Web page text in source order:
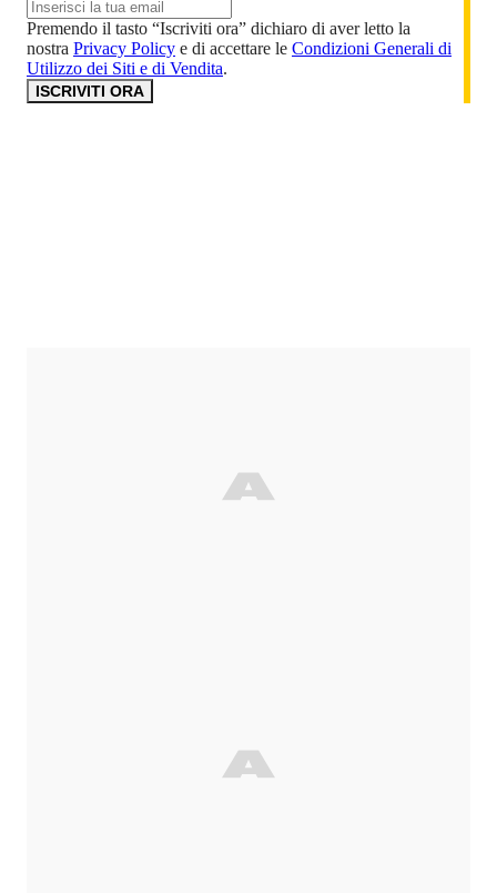
Premendo il tasto “Iscriviti ora” dichiaro di aver letto la
nostra Privacy Policy e di accettare le Condizioni Generali di
Utilizzo dei Siti e di Vendita.
ISCRIVITI ORA